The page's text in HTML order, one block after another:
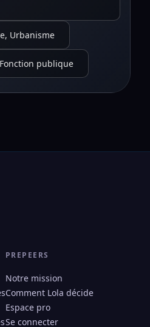
Urbanisme
publique
PREPEERS
Notre mission
Comment Lola décide
Espace pro
Se connecter